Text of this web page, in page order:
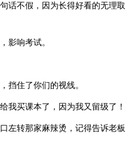
话不假，因为长得好看的无理取
影响考试。
挡住了你们的视线。
我买课本了，因为我又留级了！
左转那家麻辣烫，记得告诉老板